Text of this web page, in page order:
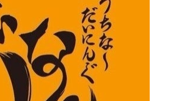
ミ内容はGoogleに提供され、
口コミの概要として掲示されてい